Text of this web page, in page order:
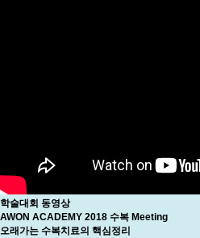
학술대회 동영상
AWON ACADEMY 2018 수복 Meeting
오래가는 수복치료의 핵심정리